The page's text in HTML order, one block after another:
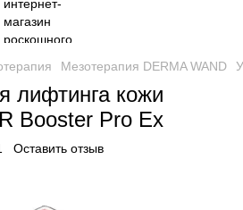
Мезотерапия DERMA WAND
лифтинга кожи
Booster Pro Ex
Оставить отзыв